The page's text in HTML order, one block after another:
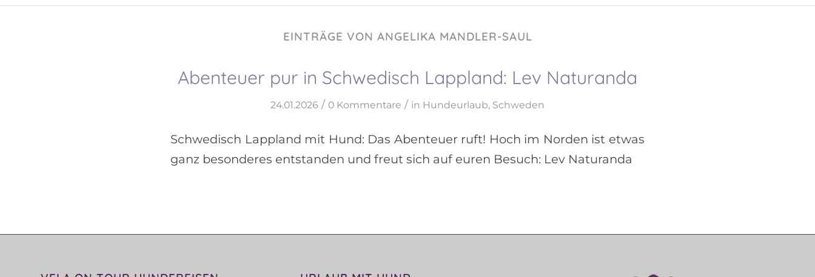
EINTRÄGE VON ANGELIKA MANDLER-SAUL
Abenteuer pur in Schwedisch Lappland: Lev Naturanda
24.01.2026 / 0 Kommentare / in Hundeurlaub, Schweden
Schwedisch Lappland mit Hund: Das Abenteuer ruft! Hoch im Norden ist etwas
ganz besonderes entstanden und freut sich auf euren Besuch: Lev Naturanda